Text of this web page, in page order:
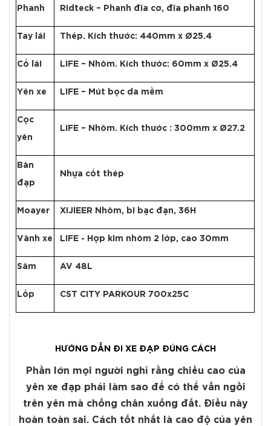
Phanh Ridteck – Phanh đĩa cơ, đĩa phanh 160
Tay lái Thép. Kích thước: 440mm x Ø25.4
Cổ lái LIFE – Nhôm. Kích thước: 60mm x Ø25.4
Yên xe LIFE – Mút bọc da mềm
Cọc
yên
LIFE – Nhôm. Kích thước : 300mm x Ø27.2
Bàn
đạp
Nhựa cốt thép
Moayer XIJIEER Nhôm, bi bạc đạn, 36H
Vành xe LIFE - Hợp kim nhôm 2 lớp, cao 30mm
Săm AV 48L
Lốp CST CITY PARKOUR 700x25C
HƯỚNG DẪN ĐI XE ĐẠP ĐÚNG CÁCH
Phần lớn mọi người nghĩ rằng chiều cao của
yên xe đạp phải làm sao để có thể vẫn ngồi
trên yên mà chống chân xuống đất. Điều này
hoàn toàn sai. Cách tốt nhất là cao độ của yên